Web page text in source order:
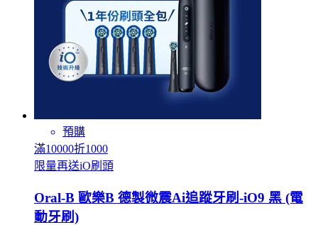
預購
滿10000折1000
限量再送iO刷頭
Oral-B 歐樂B 德製微震Ai追蹤牙刷-iO9 黑 (電
動牙刷)